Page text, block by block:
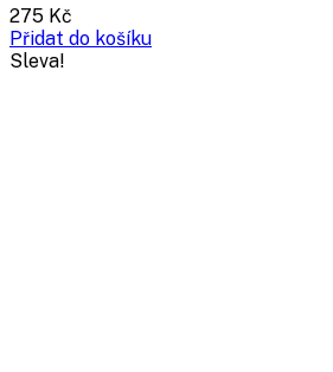
275 Kč
Přidat do košíku
Sleva!